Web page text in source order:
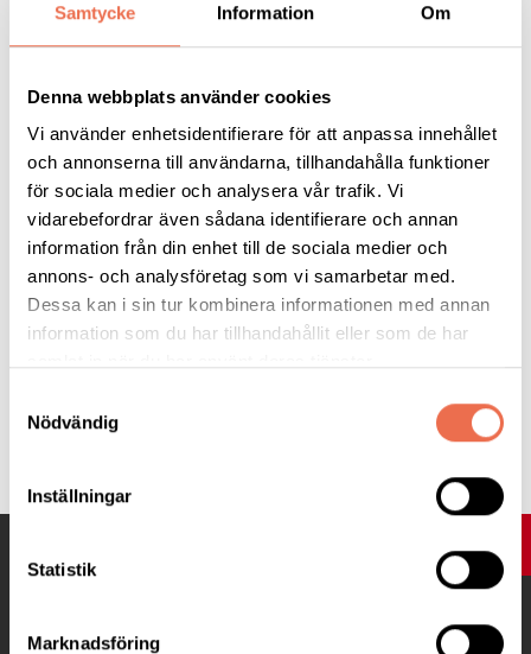
Samtycke Information Om
Denna webbplats använder cookies
Vi använder enhetsidentifierare för att anpassa innehållet
och annonserna till användarna, tillhandahålla funktioner
för sociala medier och analysera vår trafik. Vi
vidarebefordrar även sådana identifierare och annan
information från din enhet till de sociala medier och
annons- och analysföretag som vi samarbetar med.
Dessa kan i sin tur kombinera informationen med annan
information som du har tillhandahållit eller som de har
Nödvändig
Inställningar
Statistik
Marknadsföring
Behov av speciell utrustning som du behöver på valjeviken?
Skicka önskemål till
Frågor ?
Bodil strömberg 0702047157
Göran hassel 0703509190
Tipsa